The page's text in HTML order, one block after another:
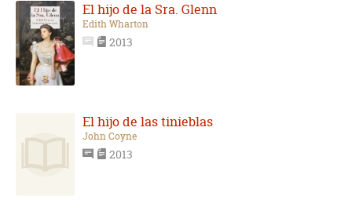
El hijo de la Sra. Glenn
Edith Wharton
2013
El hijo de las tinieblas
John Coyne
2013